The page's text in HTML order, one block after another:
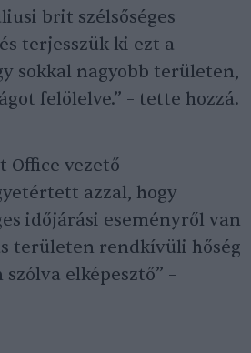
brit szélsőséges
terjesszük ki ezt a
sokkal nagyobb területen,
felölelve.” – tette hozzá.
Office vezető
azzal, hogy
időjárási eseményről van
területen rendkívüli hőség
elképesztő” –